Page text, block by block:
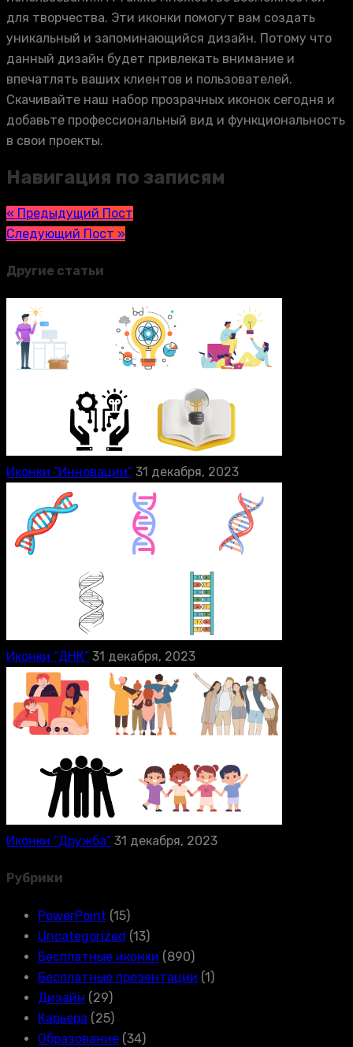
для творчества. Эти иконки помогут вам создать
уникальный и запоминающийся дизайн. Потому что
данный дизайн будет привлекать внимание и
впечатлять ваших клиентов и пользователей.
Скачивайте наш набор прозрачных иконок сегодня и
добавьте профессиональный вид и функциональность
в свои проекты.
Навигация по записям
« Предыдущий Пост
Следующий Пост »
Другие статьи
Иконки “Инновации” 31 декабря, 2023
Иконки “ДНК” 31 декабря, 2023
Иконки “Дружба” 31 декабря, 2023
Рубрики
PowerPoint (15)
Uncategorized (13)
Бесплатные иконки (890)
Бесплатные презентации (1)
Дизайн (29)
Карьера (25)
Образование (34)